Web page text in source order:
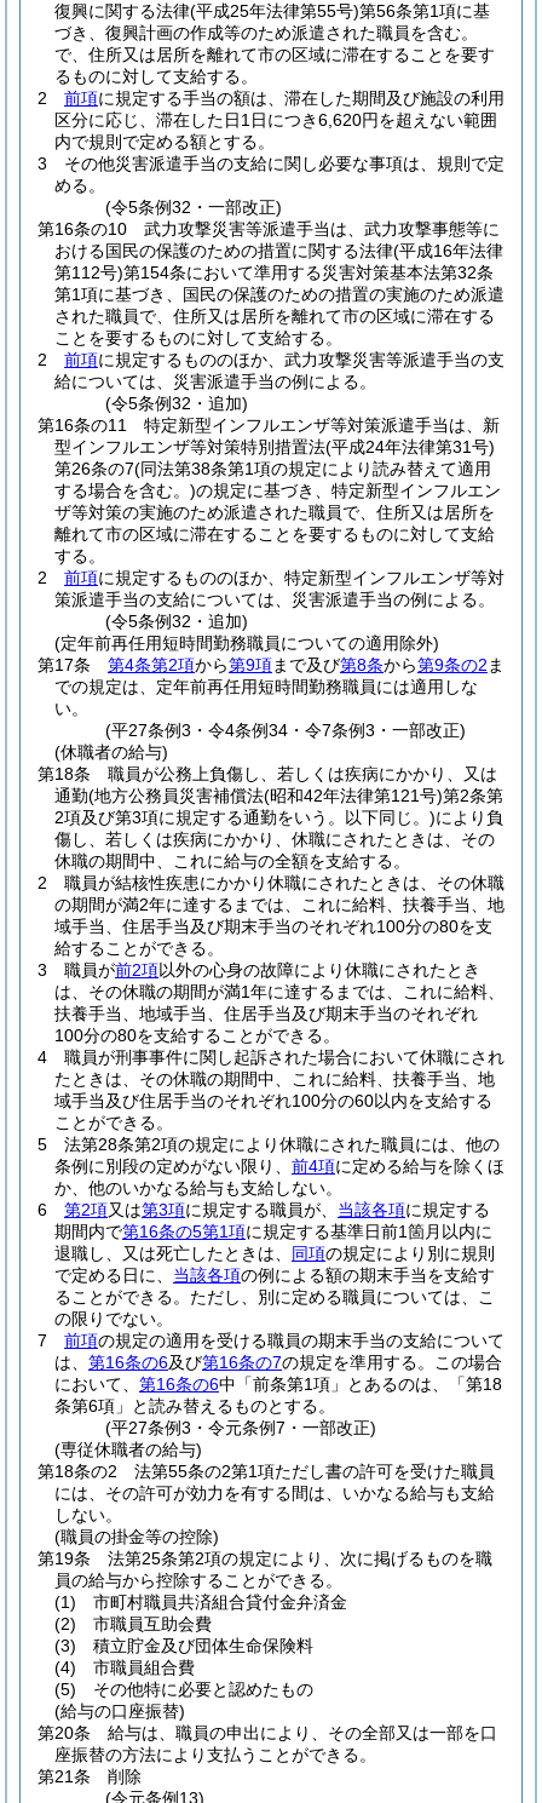
復興に関する法律(平成25年法律第55号)第56条第1項に基
づき、復興計画の作成等のため派遣された職員を含む。
で、住所又は居所を離れて市の区域に滞在することを要す
るものに対して支給する。
2
前項に規定する手当の額は、滞在した期間及び施設の利用
区分に応じ、滞在した日1日につき6,620円を超えない範囲
内で規則で定める額とする。
3
その他災害派遣手当の支給に関し必要な事項は、規則で定
める。
(令5条例32・一部改正)
第16条の10
武力攻撃災害等派遣手当は、武力攻撃事態等に
おける国民の保護のための措置に関する法律(平成16年法律
第112号)第154条において準用する災害対策基本法第32条
第1項に基づき、国民の保護のための措置の実施のため派遣
された職員で、住所又は居所を離れて市の区域に滞在する
ことを要するものに対して支給する。
2
前項に規定するもののほか、武力攻撃災害等派遣手当の支
給については、災害派遣手当の例による。
(令5条例32・追加)
第16条の11
特定新型インフルエンザ等対策派遣手当は、新
型インフルエンザ等対策特別措置法(平成24年法律第31号)
第26条の7(同法第38条第1項の規定により読み替えて適用
する場合を含む。)の規定に基づき、特定新型インフルエン
ザ等対策の実施のため派遣された職員で、住所又は居所を
離れて市の区域に滞在することを要するものに対して支給
する。
2
前項に規定するもののほか、特定新型インフルエンザ等対
策派遣手当の支給については、災害派遣手当の例による。
(令5条例32・追加)
(定年前再任用短時間勤務職員についての適用除外)
第17条
第4条第2項から第9項まで及び第8条から第9条の2 ま
での規定は、定年前再任用短時間勤務職員には適用しな
い。
(平27条例3・令4条例34・令7条例3・一部改正)
(休職者の給与)
第18条
職員が公務上負傷し、若しくは疾病にかかり、又は
通勤(地方公務員災害補償法(昭和42年法律第121号)第2条第
2項及び第3項に規定する通勤をいう。以下同じ。)により負
傷し、若しくは疾病にかかり、休職にされたときは、その
休職の期間中、これに給与の全額を支給する。
2
職員が結核性疾患にかかり休職にされたときは、その休職
の期間が満2年に達するまでは、これに給料、扶養手当、地
域手当、住居手当及び期末手当のそれぞれ100分の80を支
給することができる。
3
職員が前2項以外の心身の故障により休職にされたとき
は、その休職の期間が満1年に達するまでは、これに給料、
扶養手当、地域手当、住居手当及び期末手当のそれぞれ
100分の80を支給することができる。
4
職員が刑事事件に関し起訴された場合において休職にされ
たときは、その休職の期間中、これに給料、扶養手当、地
域手当及び住居手当のそれぞれ100分の60以内を支給する
ことができる。
5
法第28条第2項の規定により休職にされた職員には、他の
条例に別段の定めがない限り、 前4項に定める給与を除くほ
か、他のいかなる給与も支給しない。
6
第2項又は第3項に規定する職員が、 当該各項に規定する
期間内で第16条の5第1項に規定する基準日前1箇月以内に
退職し、又は死亡したときは、 同項の規定により別に規則
で定める日に、 当該各項の例による額の期末手当を支給す
ることができる。 ただし、別に定める職員については、こ
の限りでない。
7
前項の規定の適用を受ける職員の期末手当の支給について
は、 第16条の6及び第16条の7の規定を準用する。
この場合
において、 第16条の6中「前条第1項」とあるのは、「第18
条第6項」と読み替えるものとする。
(平27条例3・令元条例7・一部改正)
(専従休職者の給与)
第18条の2
法第55条の2第1項ただし書の許可を受けた職員
には、その許可が効力を有する間は、いかなる給与も支給
しない。
(職員の掛金等の控除)
第19条
法第25条第2項の規定により、次に掲げるものを職
員の給与から控除することができる。
(1)
市町村職員共済組合貸付金弁済金
(2)
市職員互助会費
(3)
積立貯金及び団体生命保険料
(4)
市職員組合費
(5)
その他特に必要と認めたもの
(給与の口座振替)
第20条
給与は、職員の申出により、その全部又は一部を口
座振替の方法により支払うことができる。
第21条
削除
(令元条例13)